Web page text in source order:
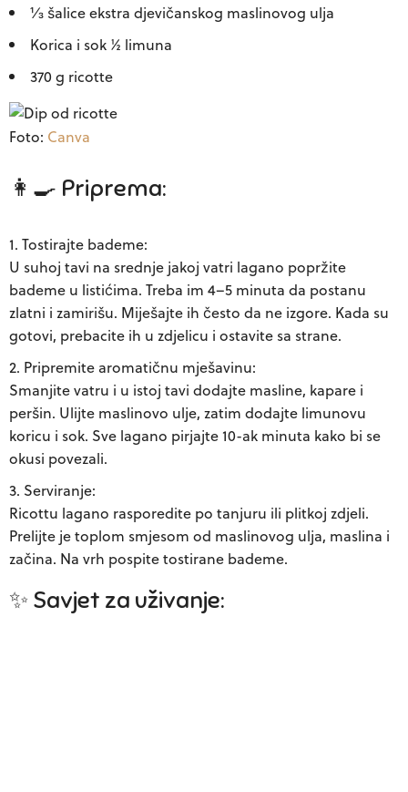
⅓ šalice ekstra djevičanskog maslinovog ulja
Korica i sok ½ limuna
370 g ricotte
Foto: Canva
👩‍🍳 Priprema:
Tostirajte bademe:
U suhoj tavi na srednje jakoj vatri lagano popržite
bademe u listićima. Treba im 4–5 minuta da postanu
zlatni i zamirišu. Miješajte ih često da ne izgore. Kada su
gotovi, prebacite ih u zdjelicu i ostavite sa strane.
Pripremite aromatičnu mješavinu:
Smanjite vatru i u istoj tavi dodajte masline, kapare i
peršin. Ulijte maslinovo ulje, zatim dodajte limunovu
koricu i sok. Sve lagano pirjajte 10-ak minuta kako bi se
okusi povezali.
Serviranje:
Ricottu lagano rasporedite po tanjuru ili plitkoj zdjeli.
Prelijte je toplom smjesom od maslinovog ulja, maslina i
začina. Na vrh pospite tostirane bademe.
✨ Savjet za uživanje: